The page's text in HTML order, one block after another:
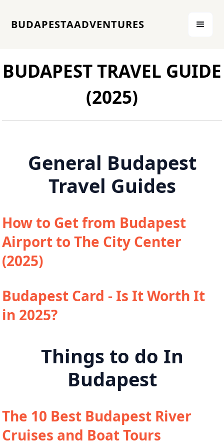
BUDAPESTAADVENTURES
BUDAPEST TRAVEL GUIDE
(2025)
General Budapest
Travel Guides
How to Get from Budapest
Airport to The City Center
(2025)
Budapest Card - Is It Worth It
in 2025?
Things to do In
Budapest
The 10 Best Budapest River
Cruises and Boat Tours